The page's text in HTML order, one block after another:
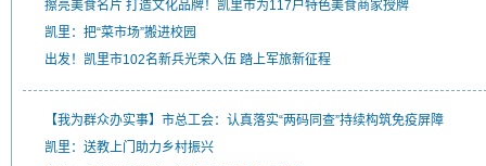
擦亮美食名片 打造文化品牌！凯里市为117户特色美食商家授牌
凯里：把“菜市场”搬进校园
出发！凯里市102名新兵光荣入伍 踏上军旅新征程
【我为群众办实事】市总工会：认真落实“两码同查”持续构筑免疫屏障
凯里：送教上门助力乡村振兴